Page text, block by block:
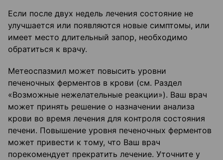
Если после двух недель лечения состояние не
улучшается или появляются новые симптомы, или
имеет место длительный запор, необходимо
обратиться к врачу.
Метеоспазмил может повысить уровни
печеночных ферментов в крови (см. Раздел
«Возможные нежелательные реакции»). Ваш врач
может принять решение о назначении анализа
крови во время лечения для контроля состояния
печени. Повышение уровня печеночных ферментов
может привести к тому, что Ваш врач
порекомендует прекратить лечение. Уточните у